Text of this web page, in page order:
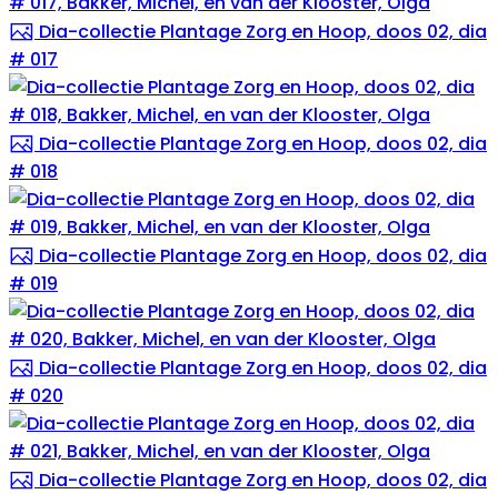
Dia-collectie Plantage Zorg en Hoop, doos 02, dia
# 017
Dia-collectie Plantage Zorg en Hoop, doos 02, dia
# 018
Dia-collectie Plantage Zorg en Hoop, doos 02, dia
# 019
Dia-collectie Plantage Zorg en Hoop, doos 02, dia
# 020
Dia-collectie Plantage Zorg en Hoop, doos 02, dia